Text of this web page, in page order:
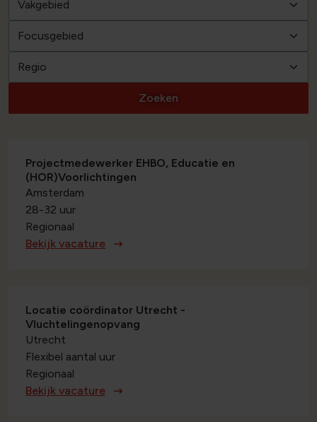
Zoeken
Projectmedewerker EHBO, Educatie en
(HOR)Voorlichtingen
Amsterdam
28-32 uur
Regionaal
Bekijk vacature
Locatie coördinator Utrecht -
Vluchtelingenopvang
Utrecht
Flexibel aantal uur
Regionaal
Bekijk vacature